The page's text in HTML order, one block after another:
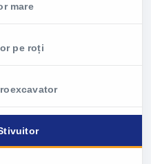
mare
pe roți